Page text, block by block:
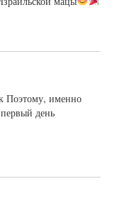
Поэтому, именно
день